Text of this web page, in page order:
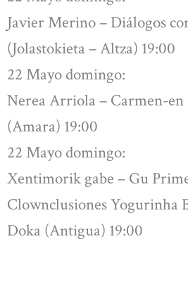
Javier Merino – Diálogos
(Jolastokieta – Altza) 19:00
22 Mayo domingo:
Nerea Arriola – Carmen-en
(Amara) 19:00
22 Mayo domingo:
Xentimorik gabe – Gu
Clownclusiones Yogurinha
Doka (Antigua) 19:00